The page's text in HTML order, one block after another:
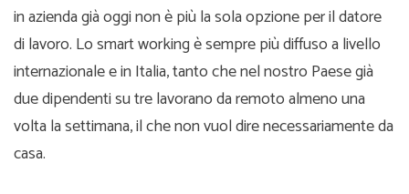
in azienda già oggi non è più la sola opzione per il datore
di lavoro. Lo smart working è sempre più diffuso a livello
internazionale e in Italia, tanto che nel nostro Paese già
due dipendenti su tre lavorano da remoto almeno una
volta la settimana, il che non vuol dire necessariamente da
casa.